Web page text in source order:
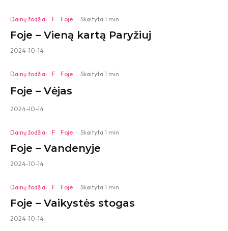
Dainų žodžiai F Foje · Skaityta 1 min
Foje – Vieną kartą Paryžiuj
2024-10-14
Dainų žodžiai F Foje · Skaityta 1 min
Foje – Vėjas
2024-10-14
Dainų žodžiai F Foje · Skaityta 1 min
Foje – Vandenyje
2024-10-14
Dainų žodžiai F Foje · Skaityta 1 min
Foje – Vaikystės stogas
2024-10-14